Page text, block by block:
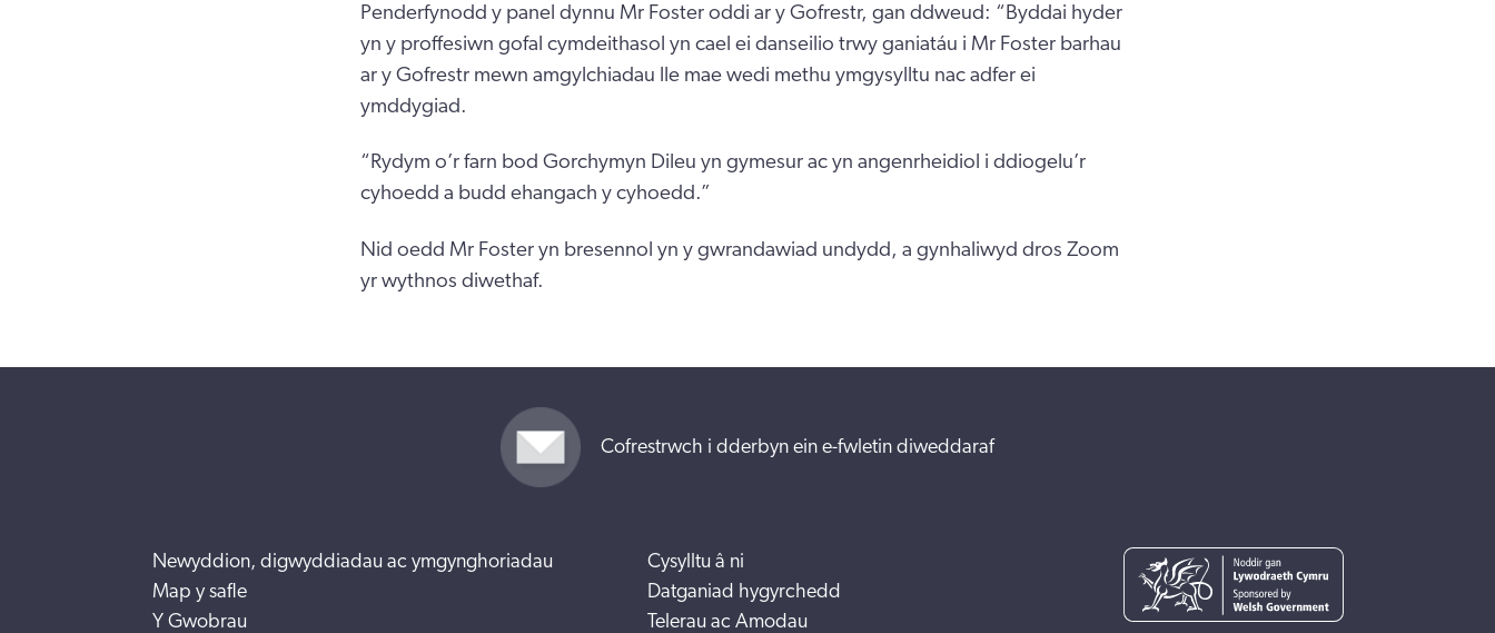
Penderfynodd y panel dynnu Mr Foster oddi ar y Gofrestr, gan ddweud: “Byddai hyder
yn y proffesiwn gofal cymdeithasol yn cael ei danseilio trwy ganiatáu i Mr Foster barhau
ar y Gofrestr mewn amgylchiadau lle mae wedi methu ymgysylltu nac adfer ei
ymddygiad.
“Rydym o’r farn bod Gorchymyn Dileu yn gymesur ac yn angenrheidiol i ddiogelu’r
cyhoedd a budd ehangach y cyhoedd.”
Nid oedd Mr Foster yn bresennol yn y gwrandawiad undydd, a gynhaliwyd dros Zoom
yr wythnos diwethaf.
Cofrestrwch i dderbyn ein e-fwletin diweddaraf
Newyddion, digwyddiadau ac ymgynghoriadau
Map y safle
Y Gwobrau
Cysylltu â ni
Datganiad hygyrchedd
Telerau ac Amodau